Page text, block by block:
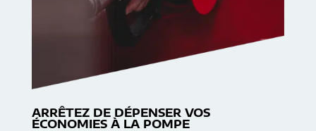
ARRÊTEZ DE DÉPENSER VOS
ÉCONOMIES À LA POMPE